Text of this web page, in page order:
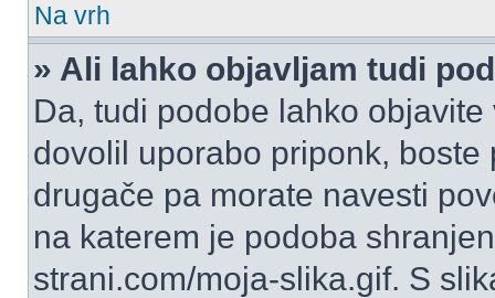
Na vrh
» Ali lahko objavljam tudi
Da, tudi podobe lahko
dovolil uporabo priponk,
drugače pa morate navesti
na katerem je podoba
strani.com/moja-slika.gif. S